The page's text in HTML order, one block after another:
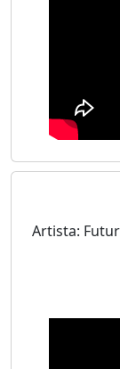
Artista: